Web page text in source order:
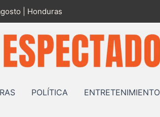
| Honduras
POLÍTICA ENTRETENIMIENTO